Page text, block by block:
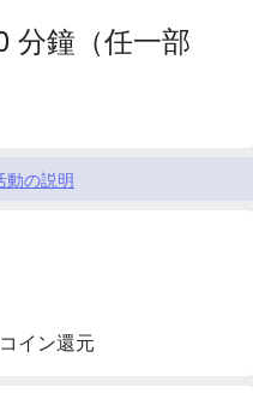
分鐘（任一部
動の説明
イン還元